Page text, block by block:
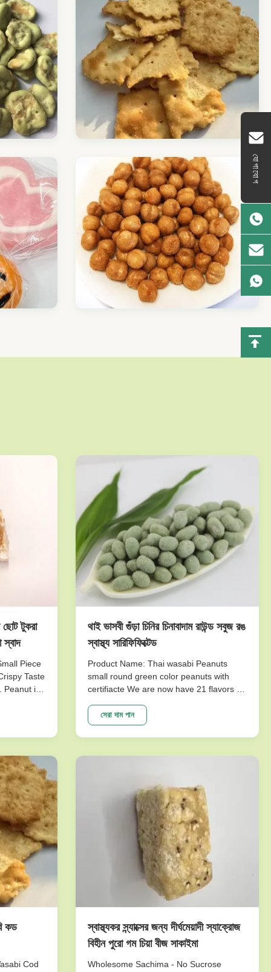
যোগাযোগ
ছোট টুকরা
Piece
Taste
is
of our
থাই ভাসবী গুঁড়া চিনির চিনাবাদাম রাউন্ড সবুজ রঙ
স্বাস্থ্য সারিফিফিক্টেড
Product Name: Thai wasabi Peanuts
small round green color peanuts with
certifiacte We are now have 21 flavors of
requests. Our main products are nut
snacks , peanuts, peas, beans, dry fruits,
frozen vegetables , and other agricultural
সেরা দাম পান
কড
Cod
স্বাস্থ্যকর স্ন্যাক্সের জন্য দীর্ঘমেয়াদী স্যাক্রোজ
বিহীন পুরো গম চিয়া বীজ সাকাইমা
Wholesome Sachima - No Sucrose